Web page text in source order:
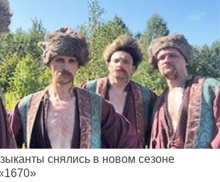
снялись в новом сезоне